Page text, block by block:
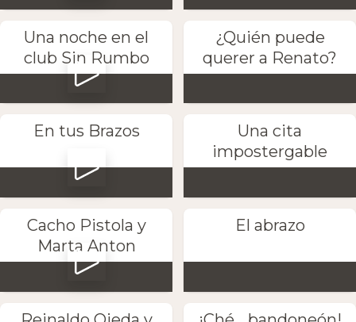
Una noche en el
club Sin Rumbo
¿Quién puede
querer a Renato?
En tus Brazos
Una cita
impostergable
Cacho Pistola y
Marta Anton
El abrazo